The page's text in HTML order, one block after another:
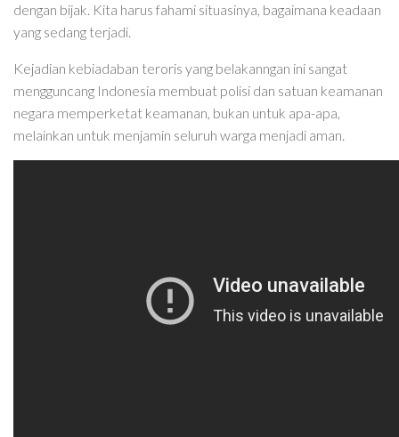
dengan bijak. Kita harus fahami situasinya, bagaimana keadaan
yang sedang terjadi.
Kejadian kebiadaban teroris yang belakanngan ini sangat
mengguncang Indonesia membuat polisi dan satuan keamanan
negara memperketat keamanan, bukan untuk apa-apa,
melainkan untuk menjamin seluruh warga menjadi aman.